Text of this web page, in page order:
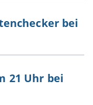
bei
21 Uhr bei